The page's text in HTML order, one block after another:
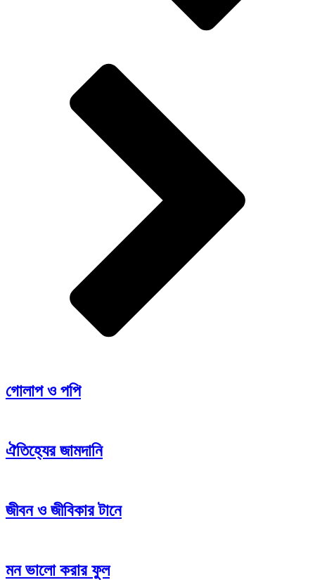
গোলাপ ও পপি
ঐতিহ্যের জামদানি
জীবন ও জীবিকার টানে
মন ভালো করার ফুল